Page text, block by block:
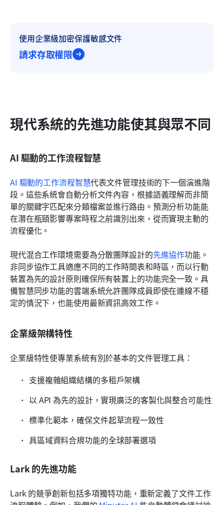
使用企業級加密保護敏感文件
請求存取權限
現代系統的先進功能使其與眾不同
AI 驅動的工作流程智慧
AI 驅動的工作流程智慧代表文件管理技術的下一個演進階
段。這些系統會自動分析文件內容，根據語義理解而非簡
單的關鍵字匹配來分類檔案並進行路由。預測分析功能能
在潛在瓶頸影響專案時程之前識別出來，從而實現主動的
流程優化。
現代混合工作環境需要為分散團隊設計的先進協作功能。
非同步協作工具適應不同的工作時間表和時區，而以行動
裝置為先的設計原則確保所有裝置上的功能完全一致。具
備智慧同步功能的雲端系統允許團隊成員即使在連線不穩
定的情況下，也能使用最新資訊高效工作。
企業級架構特性
企業級特性使專業系統有別於基本的文件管理工具：
支援複雜組織結構的多租戶架構
以 API 為先的設計，實現廣泛的客製化與整合可能性
標準化範本，確保文件起草流程一致性
具區域資料合規功能的全球部署選項
Lark 的先進功能
Lark 的競爭創新包括多項獨特功能，重新定義了文件工作